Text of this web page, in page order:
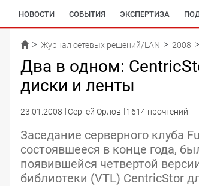
НОВОСТИ СОБЫТИЯ ЭКСПЕРТИЗА
Журнал сетевых решений/LAN 2008
Два в одном:
диски и ленты
23.01.2008 Сергей Орлов 1614 прочтений
Заседание серверного клуба
состоявшееся в конце года,
появившейся четвертой
библиотеки (VTL) CentricStor